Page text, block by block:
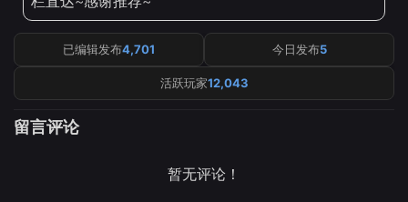
已编辑发布4,701 今日发布5
活跃玩家12,043
留言评论
暂无评论！